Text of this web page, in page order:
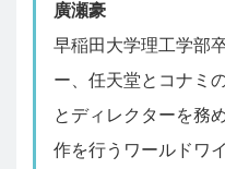
廣瀬豪
早稲田大学理工学部
ー、任天堂とコナミ
とディレクターを務
作を行うワールドワ